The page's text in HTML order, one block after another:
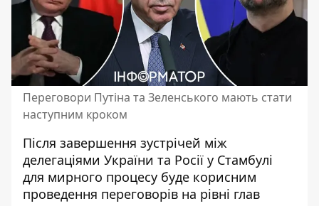
Переговори Путіна та Зеленського мають стати
наступним кроком
Після завершення зустрічей між
делегаціями України та Росії у Стамбулі
для мирного процесу буде корисним
проведення переговорів на рівні глав